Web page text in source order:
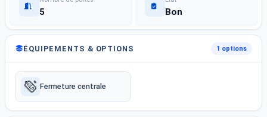
5 Bon
ÉQUIPEMENTS & OPTIONS 1 options
Fermeture centrale